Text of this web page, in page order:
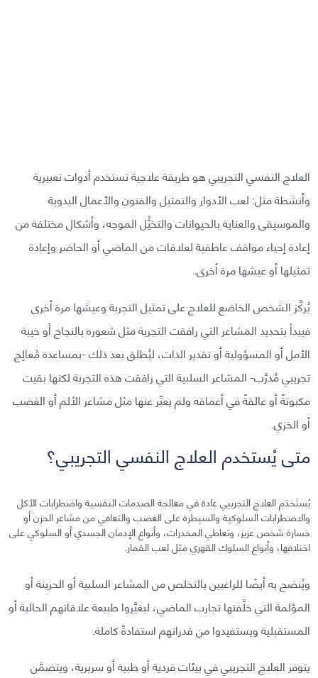
العلاج النفسي التجريبي هو طريقة علاجية تستخدم أدوات تعبيرية
وأنشطة مثل: لعب الأدوار والتمثيل والفنون والأعمال اليدوية
والموسيقى والعناية بالحيوانات والتخيُّل الموجه، وأشكال مختلفة من
إعادة إحياء مواقف عاطفية لعلاقات من الماضي أو الحاضر وإعادة
تمثيلها أو عيشها مرة أخرى.
يُركِّز الشخص الخاضع للعلاج على تمثيل التجربة وعيشها مرة أخرى
فيبدأ بتحديد المشاعر التي رافقت التجربة مثل شعوره بالنجاح أو خيبة
الأمل أو المسؤولية أو تقدير الذات، ليُطلق بعد ذلك -بمساعدة مُعالِج
تجريبي مُدرَّب- المشاعر السلبية التي رافقت هذه التجربة لكنها بقيت
مكبوتةً أو عالقةً في أعماقه ولم يعبِّر عنها مثل مشاعر الألم أو الغضب
أو الخزي.
متى يُستخدم العلاج النفسي التجريبي؟
يُستَخدَم العلاج التجريبي عادة في معالجة الصدمات النفسية واضطرابات الأكل
والاضطرابات السلوكية والسيطرة على الغضب والتعافي من مشاعر الحزن أو
خسارة شخص عزيز، وتعاطي المخدرات، وأنواع الإدمان الجسدي أو السلوكي على
اختلافها، وأنواع السلوك القهري مثل لعب القمار.
ويُنصَح به أيضًا للراغبين بالتخلص من المشاعر السلبية أو الحزينة أو
المؤلمة التي خلَّفتها تجارب الماضي، ليغيَّروا طبيعة علاقاتهم الحالية أو
المستقبلية ويستفيدوا من قدراتهم استفادةً كاملة.
يتوفر العلاج التجريبي في بيئات فردية أو طبية أو سريرية، ويتضمَّن